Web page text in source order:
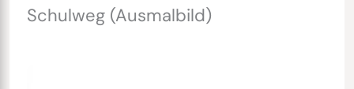
Schulweg (Ausmalbild)